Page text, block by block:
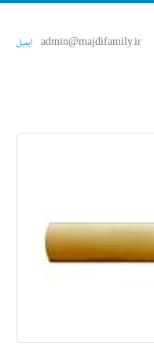
admin@majdifamily.ir ایمیل